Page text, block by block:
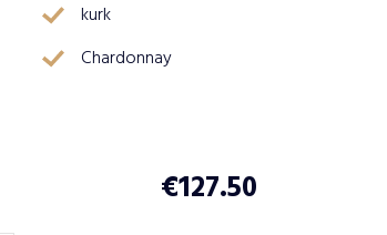
kurk
Chardonnay
€127.50